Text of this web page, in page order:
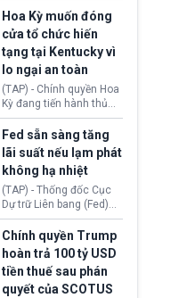
thêm danh tính khác
nhằm duy trì hoạt động
World Cup bị phanh phui,
Chủ tịch Gianni Infantino
tiếp tục đối mặt cáo
buộc dùng sức ép tài
chính để đổi lấy sự ủng
chính trị từ Liên đoàn
Bóng đá Jordan. Trước
áp lực dồn dập, FIFA phải
tổ chức cuộc họp khẩn ở
Morocco.
Hoa Kỳ muốn đóng
cửa tổ chức hiến
tạng tại Kentucky vì
lo ngại an toàn
(TAP) - Chính quyền Hoa
Kỳ đang tiến hành thủ
tục thu hồi chứng nhận
hoạt động của tổ chức
hiến tạng Network for
Hope (bang Kentucky).
Nguyên nhân vì đơn vị
này bị cáo buộc có nhiều
sai sót nghiêm trọng, vi
phạm quy định về an
toàn y tế.
Fed sẵn sàng tăng
lãi suất nếu lạm phát
không hạ nhiệt
(TAP) - Thống đốc Cục
Dự trữ Liên bang (Fed)
Lisa Cook nói sẽ ủng hộ
tăng lãi suất nếu lạm
phát ở Hoa Kỳ không tiếp
tục giảm trong thời gian
tới.
Chính quyền Trump
hoàn trả 100 tỷ USD
tiền thuế sau phán
quyết của SCOTUS